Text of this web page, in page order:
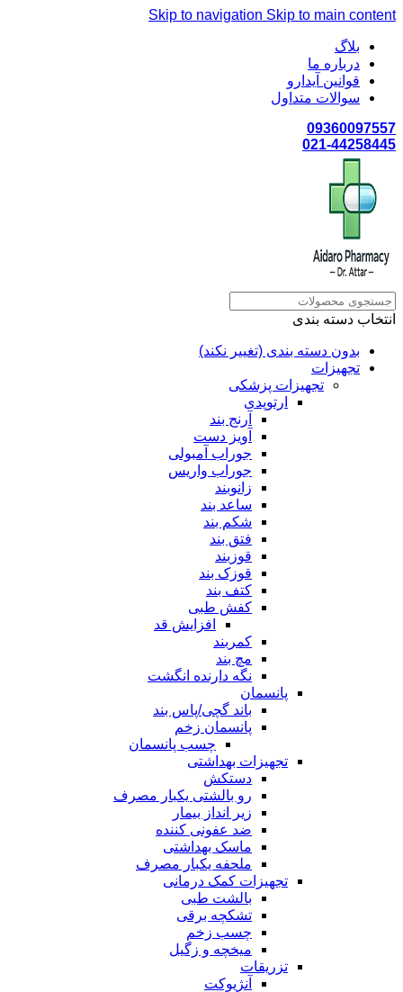
Skip to navigation Skip to main content
بلاگ
درباره ما
قوانین آیدارو
سوالات متداول
09360097557
021-44258445
انتخاب دسته بندی
بدون دسته بندی (تغییر نکند)
تجهیزات
تجهیزات پزشکی
ارتوپدی
آرنج بند
آویز دست
جوراب آمبولی
جوراب واریس
زانوبند
ساعد بند
شکم بند
فتق بند
قوزبند
قوزک بند
کتف بند
کفش طبی
افزایش قد
کمربند
مچ بند
نگه دارنده انگشت
پانسمان
باند گچی/پاس بند
پانسمان زخم
چسب پانسمان
تجهیزات بهداشتی
دستکش
رو بالشتی یکبار مصرف
زیر انداز بیمار
ضد عفونی کننده
ماسک بهداشتی
ملحفه یکبار مصرف
تجهیزات کمک درمانی
بالشت طبی
تشکچه برقی
چسب زخم
میخچه و زگیل
تزریقات
آنژیوکت